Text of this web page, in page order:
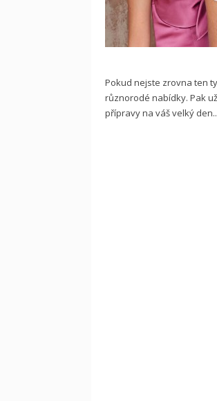
Pokud nejste zrovna ten
různorodé nabídky. Pak
přípravy na váš velký